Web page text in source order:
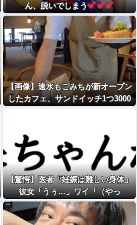
ん、脱いでしまう
【画像】速水もこみちが新オープン
したカフェ、サンドイッチ1つ3000
【驚愕】医者「妊娠は難しい身体」
彼女「うぅ…」ワイ「（やっ
た！）」→wwww